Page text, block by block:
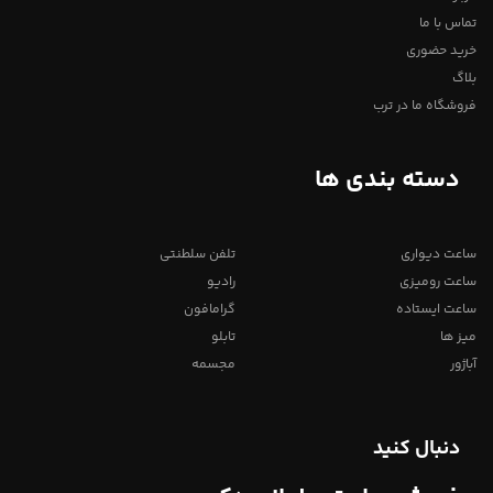
تماس با ما
خرید حضوری
بلاگ
فروشگاه ما در ترب
دسته بندی ها
ساعت دیواری
ساعت رومیزی
ساعت ایستاده
میز ها
آباژور
تلفن سلطنتی
رادیو
گرامافون
تابلو
مجسمه
دنبال کنید